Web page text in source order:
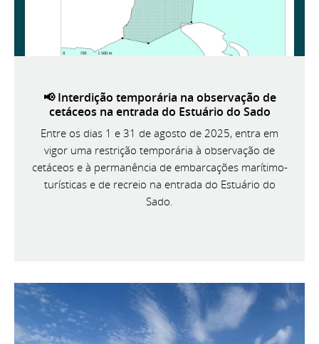
📢 Interdição temporária na observação de
cetáceos na entrada do Estuário do Sado
Entre os dias 1 e 31 de agosto de 2025, entra em
vigor uma restrição temporária à observação de
cetáceos e à permanência de embarcações marítimo-
turísticas e de recreio na entrada do Estuário do
Sado.